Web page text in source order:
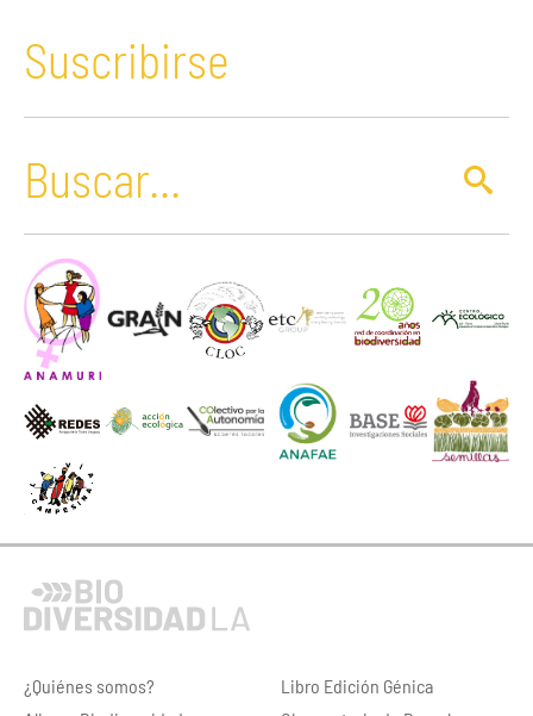
Suscribirse
¿Quiénes somos?
Libro Edición Génica